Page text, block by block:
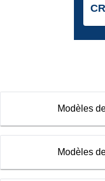
Modèles
Modèles